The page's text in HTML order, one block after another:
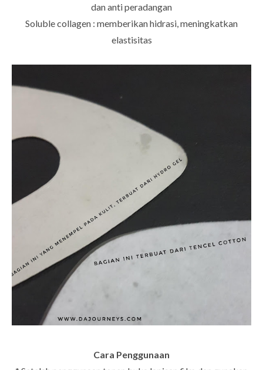
dan anti peradangan
Soluble collagen : memberikan hidrasi, meningkatkan
elastisitas
Cara Penggunaan